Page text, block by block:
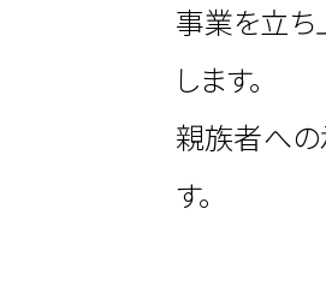
事業を立ち
します。
親族者への
す。